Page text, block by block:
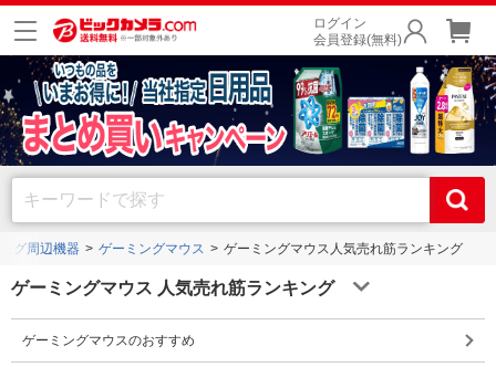
ログイン
会員登録(無料)
グ周辺機器 ゲーミングマウス ゲーミングマウス人気売れ筋ランキング
ゲーミングマウス 人気売れ筋ランキング
ゲーミングマウスのおすすめ